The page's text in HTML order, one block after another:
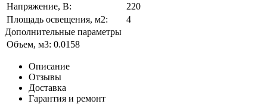
Напряжение, В:
220
Площадь освещения, м2:
4
Дополнительные параметры
Объем, м3: 0.0158
Описание
Отзывы
Доставка
Гарантия и ремонт